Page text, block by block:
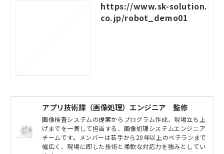
https://www.sk-solution.
co.jp/robot_demo01
アプリ技術課（画像処理）エンジニア 監修
画像検査システムの提案からプログラム作成、現場立ち上
げまでを一貫して担当する、画像処理システムエンジニア
チームです。メンバーは若手から20年以上のベテランまで
幅広く、現場に即した技術と柔軟な対応力を強みとしてい